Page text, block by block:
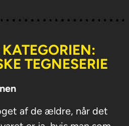
TEGNESERIE
af de ældre, når det